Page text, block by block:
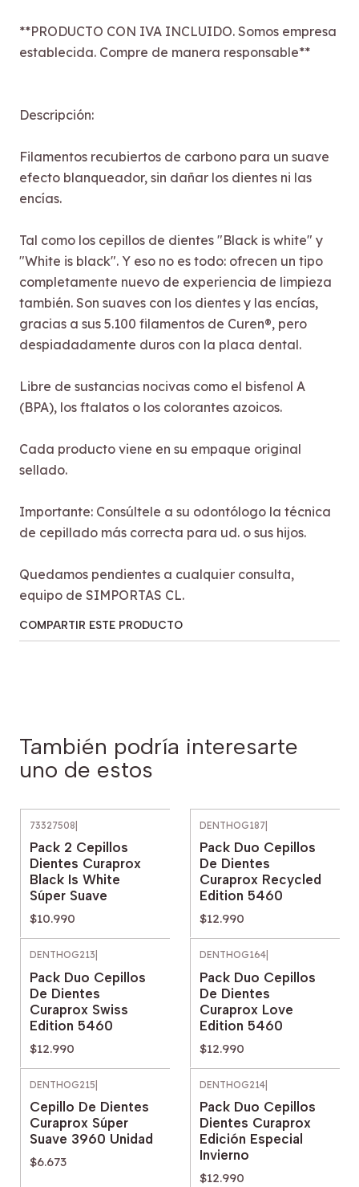
**PRODUCTO CON IVA INCLUIDO. Somos empresa
establecida. Compre de manera responsable**
Descripción:
Filamentos recubiertos de carbono para un suave
efecto blanqueador, sin dañar los dientes ni las
encías.
Tal como los cepillos de dientes "Black is white" y
"White is black". Y eso no es todo: ofrecen un tipo
completamente nuevo de experiencia de limpieza
también. Son suaves con los dientes y las encías,
gracias a sus 5.100 filamentos de Curen®, pero
despiadadamente duros con la placa dental.
Libre de sustancias nocivas como el bisfenol A
(BPA), los ftalatos o los colorantes azoicos.
Cada producto viene en su empaque original
sellado.
Importante: Consúltele a su odontólogo la técnica
de cepillado más correcta para ud. o sus hijos.
Quedamos pendientes a cualquier consulta,
equipo de SIMPORTAS CL.
COMPARTIR ESTE PRODUCTO
También podría interesarte
uno de estos
73327508
Pack 2 Cepillos
Dientes Curaprox
Black Is White
Súper Suave
$10.990
DENTHOG187
Pack Duo Cepillos
De Dientes
Curaprox Recycled
Edition 5460
$12.990
DENTHOG213
Pack Duo Cepillos
De Dientes
Curaprox Swiss
Edition 5460
$12.990
DENTHOG164
Pack Duo Cepillos
De Dientes
Curaprox Love
Edition 5460
$12.990
DENTHOG215
Cepillo De Dientes
Curaprox Súper
Suave 3960 Unidad
$6.673
DENTHOG214
Pack Duo Cepillos
Dientes Curaprox
Edición Especial
Invierno
$12.990